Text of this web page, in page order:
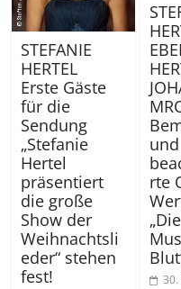
STEFANIE
HERTEL
Erste Gäste
für die
Sendung
„Stefanie
Hertel
präsentiert
die große
Show der
Weihnachtsli
eder“ stehen
fest!
und
rte